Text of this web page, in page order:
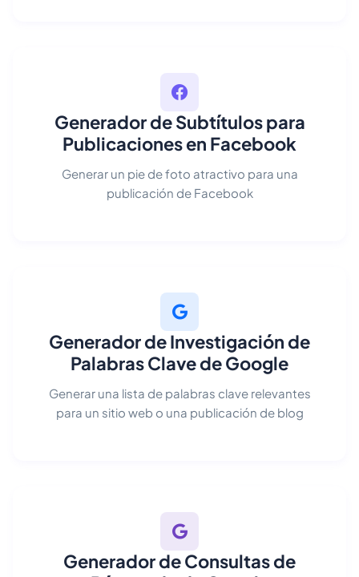
Generador de Subtítulos para
Publicaciones en Facebook
Generar un pie de foto atractivo para una
publicación de Facebook
Generador de Investigación de
Palabras Clave de Google
Generar una lista de palabras clave relevantes
para un sitio web o una publicación de blog
Generador de Consultas de